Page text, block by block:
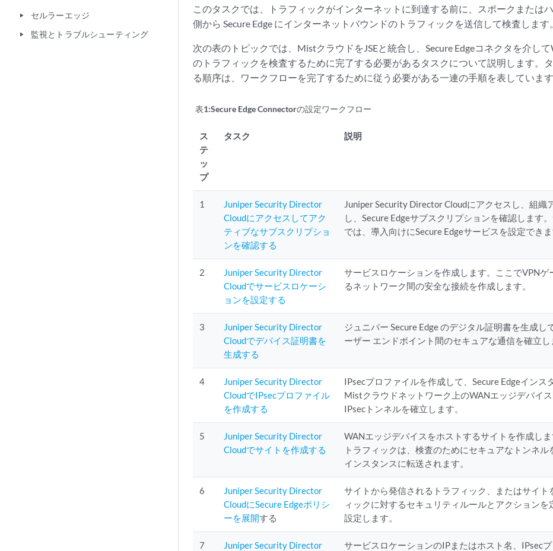
play_arrow セルラーエッジ
play_arrow 監視とトラブルシューティング
このタスクでは、トラフィックがインターネットに到達する前に、スポークまたは
側から Secure Edge にインターネットバウンドのトラフィックを送信して検査します。
次の表のトピックでは、MistクラウドをJSEと統合し、Secure Edgeコネクタを介して
のトラフィックを検査するために完了する必要があるタスクについて説明します。
る順序は、ワークフローを完了するために従う必要がある一連の手順を表しています
表1:Secure Edge Connectorの設定ワークフロー
ス
テ
ッ
プ
タスク 説明
1
Juniper Security Director
Cloudにアクセスしてアク
ティブなサブスクリプショ
ンを確認する
Juniper Security Director Cloudにアクセスし、組織
し、Secure Edgeサブスクリプションを確認します
では、導入向けにSecure Edgeサービスを設定できま
2
Juniper Security Director
Cloudでサービスロケーシ
ョンを設定する
サービスロケーションを作成します。ここでVPNゲ
るネットワーク間の安全な接続を作成します。
3
Juniper Security Director
Cloudでデバイス証明書を
生成する
ジュニパー Secure Edge のデジタル証明書を生成し
ーザー エンドポイント間のセキュアな通信を確立し
4
Juniper Security Director
CloudでIPsecプロファイル
を作成する
IPsecプロファイルを作成して、Secure Edgeインス
Mistクラウドネットワーク上のWANエッジデバイ
IPsecトンネルを確立します。
5
Juniper Security Director
Cloudでサイトを作成する
WANエッジデバイスをホストするサイトを作成し
トラフィックは、検査のためにセキュアなトンネル
インスタンスに転送されます。
6
Juniper Security Director
CloudにSecure Edgeポリシ
ーを展開する
サイトから発信されるトラフィック、またはサイト
ィックに対するセキュリティルールとアクションを
設定します。
7
Juniper Security Director
サービスロケーションのIPまたはホスト名、IPsec